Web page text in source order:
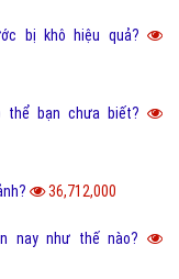
bị khô hiệu quả?
thể bạn chưa biết?
36,712,000
nay như thế nào?